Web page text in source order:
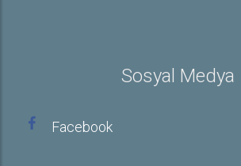
Sosyal Medya
Facebook